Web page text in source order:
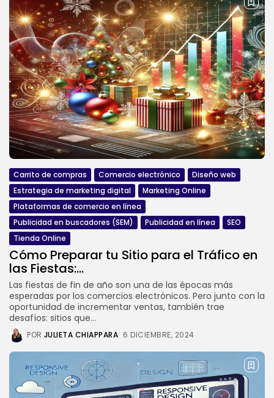
Carrito de compras Comercio electrónico
Diseño web
Estrategia de marketing digital
Marketing Online
Plataformas de comercio en línea
Publicidad en buscadores (SEM)
Publicidad en línea
SEO
Tienda Online
Cómo Preparar tu Sitio para el Tráfico en
las Fiestas:...
Las fiestas de fin de año son una de las épocas más
esperadas por los comercios electrónicos. Pero junto con la
oportunidad de incrementar ventas, también trae
desafíos: sitios que...
POR JULIETA CHIAPPARA 6 DICIEMBRE, 2024